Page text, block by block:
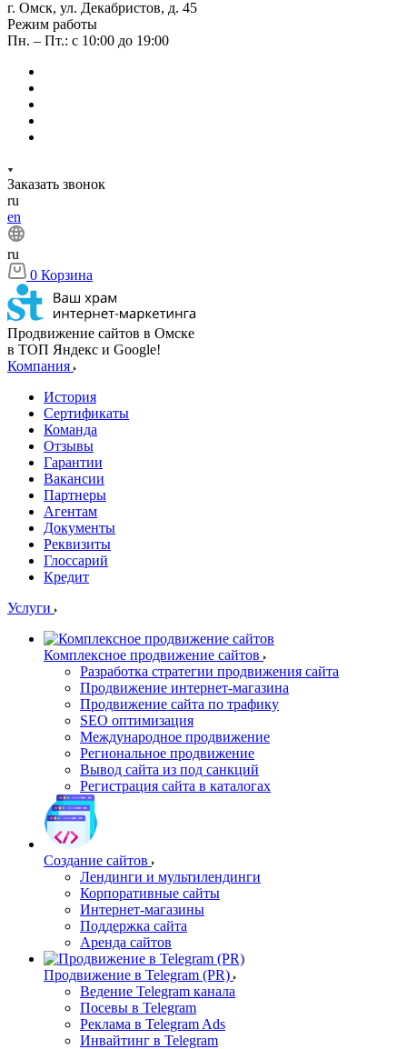
г. Омск, ул. Декабристов, д. 45
Режим работы
Пн. – Пт.: с 10:00 до 19:00
Заказать звонок
ru
en
ru
0 Корзина
Продвижение сайтов в Омске
в ТОП Яндекс и Google!
Компания
История
Сертификаты
Команда
Отзывы
Гарантии
Вакансии
Партнеры
Агентам
Документы
Реквизиты
Глоссарий
Кредит
Услуги
Комплексное продвижение сайтов
Разработка стратегии продвижения сайта
Продвижение интернет-магазина
Продвижение сайта по трафику
SEO оптимизация
Международное продвижение
Региональное продвижение
Вывод сайта из под санкций
Регистрация сайта в каталогах
Создание сайтов
Лендинги и мультилендинги
Корпоративные сайты
Интернет-магазины
Поддержка сайта
Аренда сайтов
Продвижение в Telegram (PR)
Ведение Telegram канала
Посевы в Telegram
Реклама в Telegram Ads
Инвайтинг в Telegram